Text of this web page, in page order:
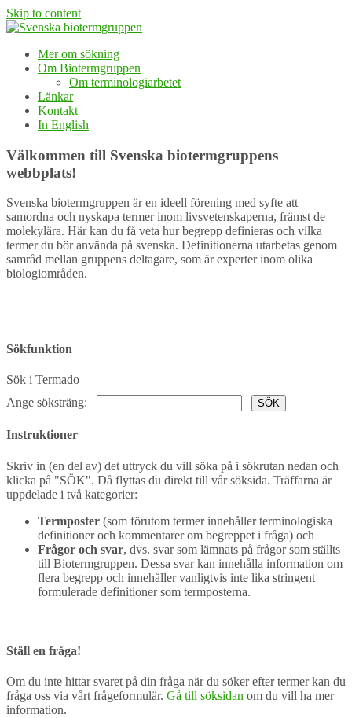
Skip to content
Mer om sökning
Om Biotermgruppen
Om terminologiarbetet
Länkar
Kontakt
In English
Välkommen till Svenska biotermgruppens
webbplats!
Svenska biotermgruppen är en ideell förening med syfte att
samordna och nyskapa termer inom livsvetenskaperna, främst de
molekylära. Här kan du få veta hur begrepp definieras och vilka
termer du bör använda på svenska. Definitionerna utarbetas genom
samråd mellan gruppens deltagare, som är experter inom olika
biologiområden.
Sökfunktion
Sök i Termado
Ange söksträng:
SÖK
Instruktioner
Skriv in (en del av) det uttryck du vill söka på i sökrutan nedan och
klicka på "SÖK". Då flyttas du direkt till vår söksida. Träffarna är
uppdelade i två kategorier:
Termposter (som förutom termer innehåller terminologiska
definitioner och kommentarer om begreppet i fråga) och
Frågor och svar, dvs. svar som lämnats på frågor som ställts
till Biotermgruppen. Dessa svar kan innehålla information om
flera begrepp och innehåller vanligtvis inte lika stringent
formulerade definitioner som termposterna.
Ställ en fråga!
Om du inte hittar svaret på din fråga när du söker efter termer kan du
fråga oss via vårt frågeformulär. Gå till söksidan om du vill ha mer
information.